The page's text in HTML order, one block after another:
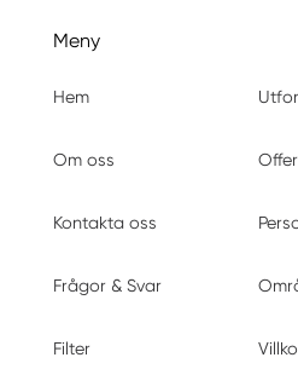
Meny
Hem
Om oss
Kontakta oss
Frågor & Svar
Filter